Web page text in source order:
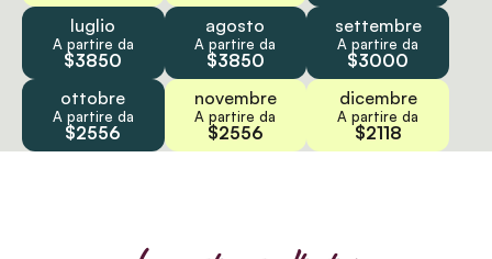
luglio
A partire da
$3850
agosto
A partire da
$3850
settembre
A partire da
$3000
ottobre
A partire da
$2556
novembre
A partire da
$2556
dicembre
A partire da
$2118